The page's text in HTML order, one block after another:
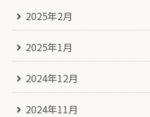
2025年2月
2025年1月
2024年12月
2024年11月